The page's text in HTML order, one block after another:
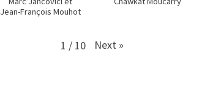
Jean-François Mouhot
1 / 10 Next »